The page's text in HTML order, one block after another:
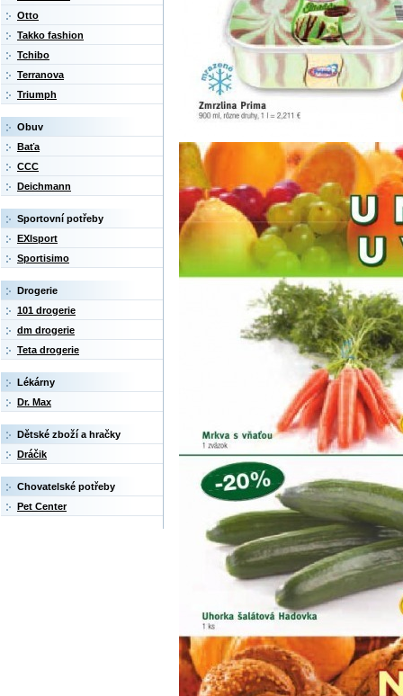
Otto
Takko fashion
Tchibo
Terranova
Triumph
Obuv
Baťa
CCC
Deichmann
Sportovní potřeby
EXIsport
Sportisimo
Drogerie
101 drogerie
dm drogerie
Teta drogerie
Lékárny
Dr. Max
Dětské zboží a hračky
Dráčik
Chovatelské potřeby
Pet Center